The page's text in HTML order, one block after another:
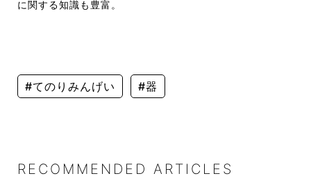
に関する知識も豊富。
#てのりみんげい #器
RECOMMENDED ARTICLES